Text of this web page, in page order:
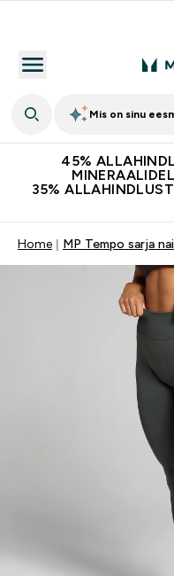
Mis on sinu
45%
35%
Home MP Tempo sarja